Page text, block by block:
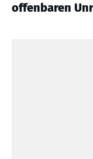
offenbaren